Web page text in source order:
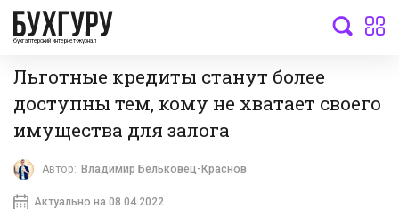
бухгалтерский интернет-журнал
Льготные кредиты станут более
доступны тем, кому не хватает своего
имущества для залога
Автор: Владимир Бельковец-Краснов
Актуально на 08.04.2022